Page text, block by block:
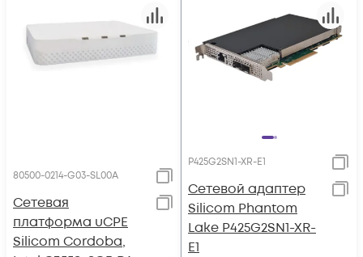
80500-0214-G03-SL00A
Сетевая
платформа uCPE
Silicom Cordoba,
P425G2SN1-XR-E1
Сетевой адаптер
Silicom Phantom
Lake P425G2SN1-XR-
E1